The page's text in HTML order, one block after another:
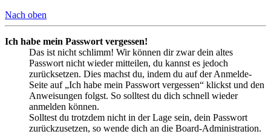
Nach oben
Ich habe mein Passwort vergessen!
Das ist nicht schlimm! Wir können dir zwar dein altes
Passwort nicht wieder mitteilen, du kannst es jedoch
zurücksetzen. Dies machst du, indem du auf der Anmelde-
Seite auf „Ich habe mein Passwort vergessen“ klickst und den
Anweisungen folgst. So solltest du dich schnell wieder
anmelden können.
Solltest du trotzdem nicht in der Lage sein, dein Passwort
zurückzusetzen, so wende dich an die Board-Administration.